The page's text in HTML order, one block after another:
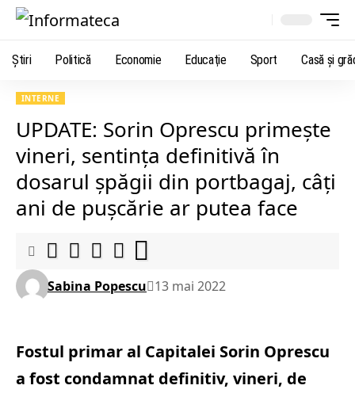
Știri Politică Economie Educaţie Sport Casă şi
INTERNE
UPDATE: Sorin Oprescu primește
vineri, sentința definitivă în
dosarul șpăgii din portbagaj, câți
ani de pușcărie ar putea face
Sabina Popescu 13 mai 2022
Fostul primar al Capitalei Sorin Oprescu
a fost condamnat definitiv, vineri, de